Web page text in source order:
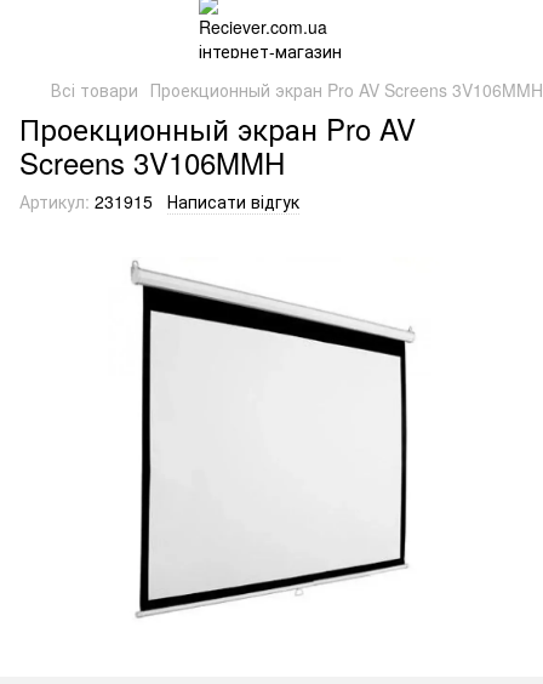
Всі товари Проекционный экран Pro AV Screens 3V106MMH
Проекционный экран Pro AV
Screens 3V106MMH
Артикул: 231915 Написати відгук